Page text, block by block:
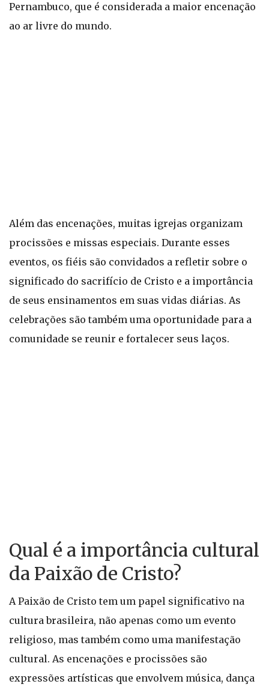
Pernambuco, que é considerada a maior encenação
ao ar livre do mundo.
Além das encenações, muitas igrejas organizam
procissões e missas especiais. Durante esses
eventos, os fiéis são convidados a refletir sobre o
significado do sacrifício de Cristo e a importância
de seus ensinamentos em suas vidas diárias. As
celebrações são também uma oportunidade para a
comunidade se reunir e fortalecer seus laços.
Qual é a importância cultural
da Paixão de Cristo?
A Paixão de Cristo tem um papel significativo na
cultura brasileira, não apenas como um evento
religioso, mas também como uma manifestação
cultural. As encenações e procissões são
expressões artísticas que envolvem música, dança